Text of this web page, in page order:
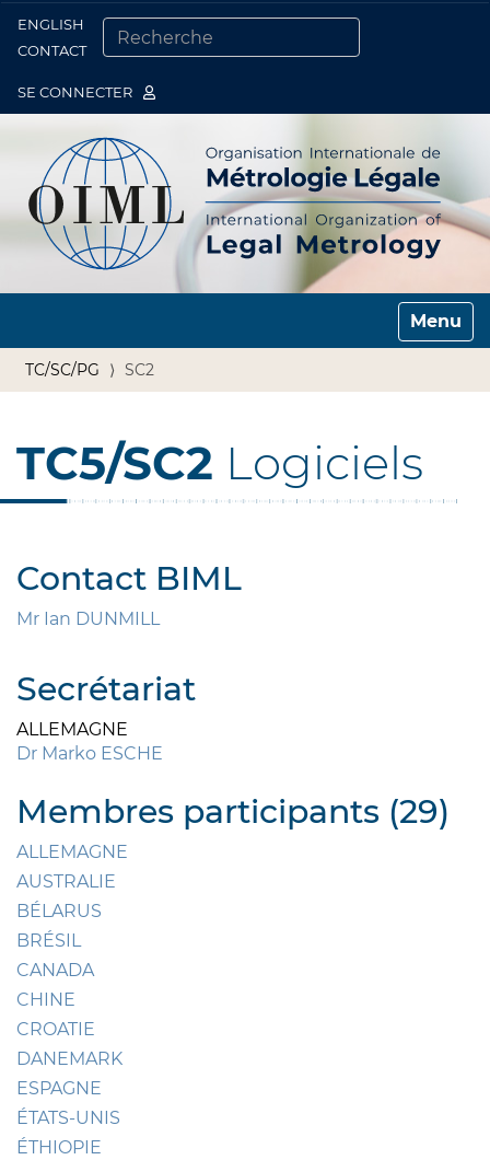
ENGLISH
CONTACT
SE CONNECTER
Toggle
TC/SC/PG SC2
TC5/SC2 Logiciels
Contact BIML
Mr Ian DUNMILL
Secrétariat
ALLEMAGNE
Dr Marko ESCHE
Membres participants (29)
ALLEMAGNE
AUSTRALIE
BÉLARUS
BRÉSIL
CANADA
CHINE
CROATIE
DANEMARK
ESPAGNE
ÉTATS-UNIS
ÉTHIOPIE